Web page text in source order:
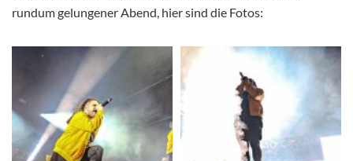
rundum gelungener Abend, hier sind die Fotos: